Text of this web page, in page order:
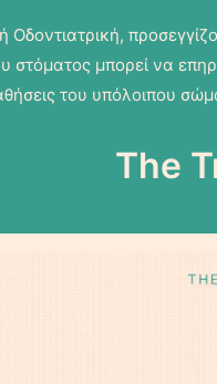
Οδοντιατρική,
στόματος μπορεί να
του υπόλοιπου
The